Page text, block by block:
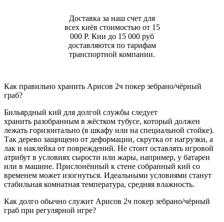
Доставка за наш счет для
всех киёв стоимостью от 15
000 Р. Кии до 15 000 руб
доставляются по тарифам
транспортной компании.
Как правильно хранить Арисов 2ч покер зебрано/чёрный
граб?
Бильярдный кий для долгой службы следует
хранить разобранным в жёстком тубусе, который должен
лежать горизонтально (в шкафу или на специальной стойке).
Так дерево защищено от деформации, скрутка от нагрузки, а
лак и наклейка от повреждений. Не стоит оставлять игровой
атрибут в условиях сырости или жары, например, у батареи
или в машине. Прислонённый к стене собранный кий со
временем может изогнуться. Идеальными условиями станут
стабильная комнатная температура, средняя влажность.
Как долго обычно служит Арисов 2ч покер зебрано/чёрный
граб при регулярной игре?